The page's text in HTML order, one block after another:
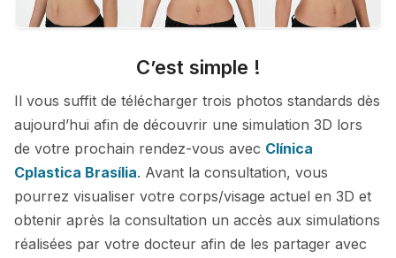
C’est simple !
Il vous suffit de télécharger trois photos standards dès
aujourd’hui afin de découvrir une simulation 3D lors
de votre prochain rendez-vous avec Clínica
Cplastica Brasília. Avant la consultation, vous
pourrez visualiser votre corps/visage actuel en 3D et
obtenir après la consultation un accès aux simulations
réalisées par votre docteur afin de les partager avec